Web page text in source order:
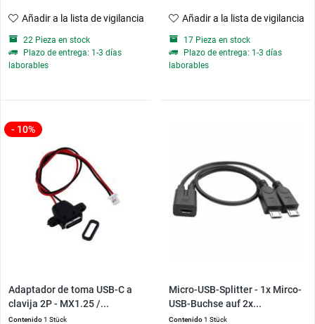
Añadir a la lista de vigilancia
22 Pieza en stock
Plazo de entrega: 1-3 días
laborables
Añadir a la lista de vigilancia
17 Pieza en stock
Plazo de entrega: 1-3 días
laborables
- 10%
Adaptador de toma USB-C a
clavija 2P - MX1.25 /...
Contenido1 Stück
Micro-USB-Splitter - 1x Mirco-
USB-Buchse auf 2x...
Contenido1 Stück